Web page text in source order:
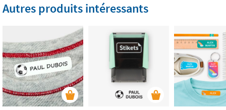
Autres produits intéressants